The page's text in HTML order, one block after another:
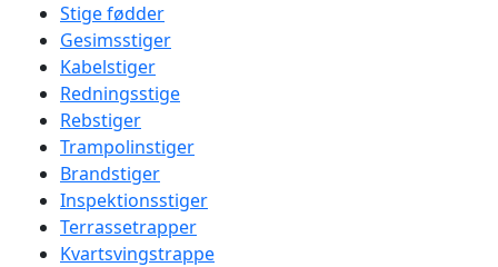
Stige fødder
Gesimsstiger
Kabelstiger
Redningsstige
Rebstiger
Trampolinstiger
Brandstiger
Inspektionsstiger
Terrassetrapper
Kvartsvingstrappe